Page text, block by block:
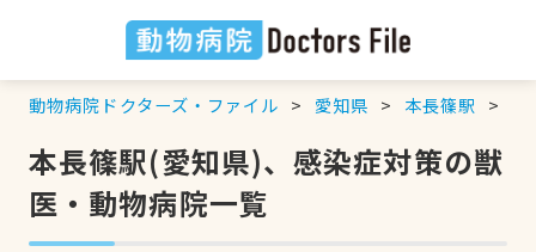
動物病院ドクターズ・ファイル 愛知県 本長篠駅
本長篠駅(愛知県)、感染症対策の獣
医・動物病院一覧